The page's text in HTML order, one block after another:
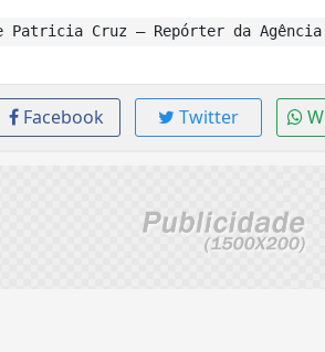
Patricia Cruz – Repórter da
Facebook Twitter